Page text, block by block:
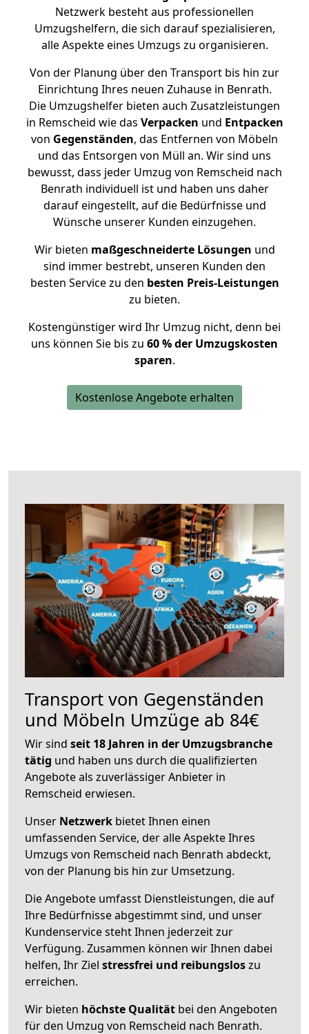
Netzwerk besteht aus professionellen
Umzugshelfern, die sich darauf spezialisieren,
alle Aspekte eines Umzugs zu organisieren.
Von der Planung über den Transport bis hin zur
Einrichtung Ihres neuen Zuhause in Benrath.
Die Umzugshelfer bieten auch Zusatzleistungen
in Remscheid wie das Verpacken und Entpacken
von Gegenständen, das Entfernen von Möbeln
und das Entsorgen von Müll an. Wir sind uns
bewusst, dass jeder Umzug von Remscheid nach
Benrath individuell ist und haben uns daher
darauf eingestellt, auf die Bedürfnisse und
Wünsche unserer Kunden einzugehen.
Wir bieten maßgeschneiderte Lösungen und
sind immer bestrebt, unseren Kunden den
besten Service zu den besten Preis-Leistungen
zu bieten.
Kostengünstiger wird Ihr Umzug nicht, denn bei
uns können Sie bis zu 60 % der Umzugskosten
sparen.
Kostenlose Angebote erhalten
Transport von Gegenständen
und Möbeln Umzüge ab 84€
Wir sind seit 18 Jahren in der Umzugsbranche
tätig und haben uns durch die qualifizierten
Angebote als zuverlässiger Anbieter in
Remscheid erwiesen.
Unser Netzwerk bietet Ihnen einen
umfassenden Service, der alle Aspekte Ihres
Umzugs von Remscheid nach Benrath abdeckt,
von der Planung bis hin zur Umsetzung.
Die Angebote umfasst Dienstleistungen, die auf
Ihre Bedürfnisse abgestimmt sind, und unser
Kundenservice steht Ihnen jederzeit zur
Verfügung. Zusammen können wir Ihnen dabei
helfen, Ihr Ziel stressfrei und reibungsloszu
erreichen.
Wir bieten höchste Qualität bei den Angeboten
für den Umzug von Remscheid nach Benrath.